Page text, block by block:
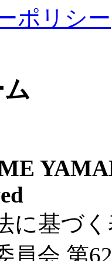
ポリシー
に基づ
員会 第